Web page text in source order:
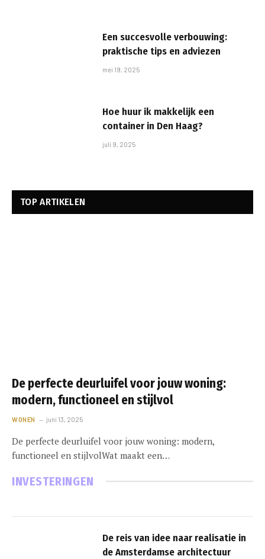
Een succesvolle verbouwing:
praktische tips en adviezen
mei 19, 2025
Hoe huur ik makkelijk een
container in Den Haag?
juli 9, 2025
TOP ARTIKELEN
De perfecte deurluifel voor jouw woning:
modern, functioneel en stijlvol
WONEN juni 13, 2025
De perfecte deurluifel voor jouw woning: modern,
functioneel en stijlvolWat maakt een…
INVESTERINGEN
De reis van idee naar realisatie in
de Amsterdamse architectuur